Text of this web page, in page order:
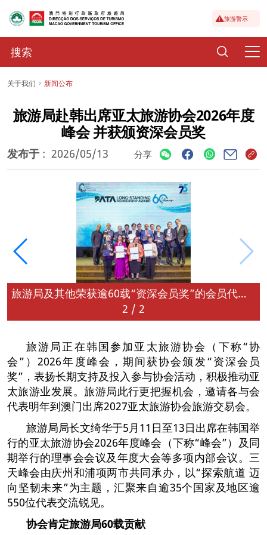
旅游警示
关于我们 新闻公布
旅游局赴韩出席亚太旅游协会2026年度
峰会 并获颁资深会员奖
发布于 : 2026/05/13 分享
旅游局及其他荣获逾60载“资深会员奖”的会员代表与协会首席执行官及主席合照
2 / 2
旅游局正在韩国参加亚太旅游协会（下称“协
会”）2026年度峰会，期间获协会颁发“资深会员
奖”，表扬长期支持及投入参与协会活动，积极推动亚
太旅游业发展。旅游局此行更把握机会，邀请各与会
代表明年到澳门出席2027亚太旅游协会旅游交易会。
旅游局局长文绮华于5月11日至13日出席在韩国举
行的亚太旅游协会2026年度峰会（下称“峰会”）及同
期举行的理事会会议及年度大会等多项内部会议。三
天峰会由庆州和浦项两市共同承办，以“探索航道 迈
向坚韧未来”为主题，汇聚来自逾35个国家及地区逾
550位代表交流锐见。
协会肯定旅游局60载贡献